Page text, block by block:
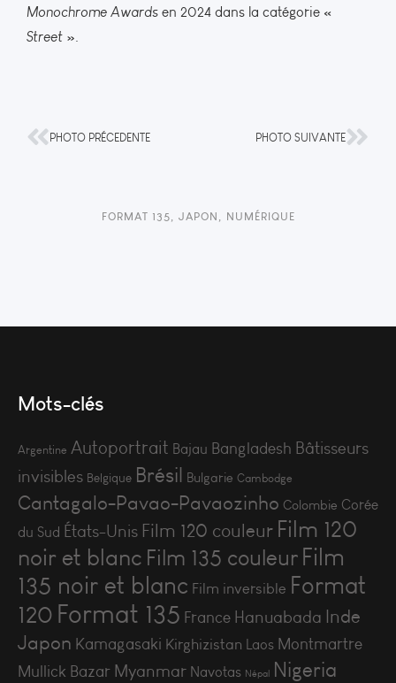
Monochrome Awards en 2024 dans la catégorie «
Street ».
PHOTO PRÉCEDENTE PHOTO SUIVANTE
FORMAT 135 JAPON NUMÉRIQUE
Mots-clés
Argentine Autoportrait Bajau Bangladesh Bâtisseurs
invisibles Belgique Brésil Bulgarie Cambodge
Cantagalo-Pavao-Pavaozinho Colombie Corée
du Sud États-Unis Film 120 couleur Film 120
noir et blanc Film 135 couleurFilm
135 noir et blanc Film inversible Format
120 Format 135 France Hanuabada Inde
Japon Kamagasaki Kirghizistan Laos Montmartre
Mullick Bazar Myanmar Navotas Népal Nigeria